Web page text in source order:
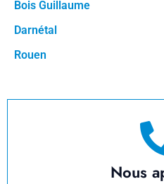
Bois Guillaume
Darnétal
Rouen
Nous